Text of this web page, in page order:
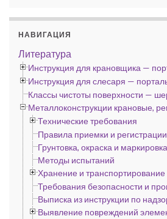
НАВИГАЦИЯ
Литература
Инструкция для крановщика — портальный кран
Инструкция для слесаря — портальный кран
Классы чистоты поверхности —
Металлоконструкции крановые,
Технические требования
Грунтовка, окраска и маркировка
Методы испытаний
Хранение и транспортирование
Выявление повреждений элементов